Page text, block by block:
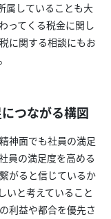
属していることも大
ってくる税金に関し
に関する相談にもお
つながる構図
神面でも社員の満足
員の満足度を高める
がると信じているか
いと考えていること
利益や都合を優先さ